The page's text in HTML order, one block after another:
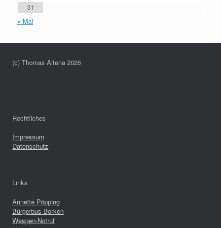
31
« Mai
(c) Thomas Altena 2026
Rechtliches
Impressum
Datenschutz
Links
Annette Pöpping
Bürgerbus Borken
Wespen-Notruf